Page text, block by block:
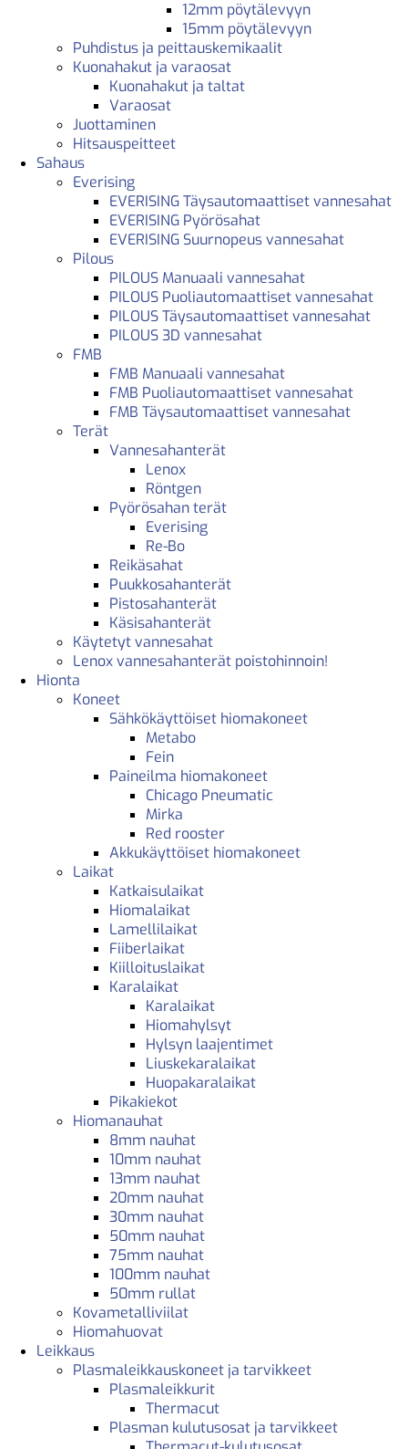
12mm pöytälevyyn
15mm pöytälevyyn
Puhdistus ja peittauskemikaalit
Kuonahakut ja varaosat
Kuonahakut ja taltat
Varaosat
Juottaminen
Hitsauspeitteet
Sahaus
Everising
EVERISING Täysautomaattiset vannesahat
EVERISING Pyörösahat
EVERISING Suurnopeus vannesahat
Pilous
PILOUS Manuaali vannesahat
PILOUS Puoliautomaattiset vannesahat
PILOUS Täysautomaattiset vannesahat
PILOUS 3D vannesahat
FMB
FMB Manuaali vannesahat
FMB Puoliautomaattiset vannesahat
FMB Täysautomaattiset vannesahat
Terät
Vannesahanterät
Lenox
Röntgen
Pyörösahan terät
Everising
Re-Bo
Reikäsahat
Puukkosahanterät
Pistosahanterät
Käsisahanterät
Käytetyt vannesahat
Lenox vannesahanterät poistohinnoin!
Hionta
Koneet
Sähkökäyttöiset hiomakoneet
Metabo
Fein
Paineilma hiomakoneet
Chicago Pneumatic
Mirka
Red rooster
Akkukäyttöiset hiomakoneet
Laikat
Katkaisulaikat
Hiomalaikat
Lamellilaikat
Fiiberlaikat
Kiilloituslaikat
Karalaikat
Karalaikat
Hiomahylsyt
Hylsyn laajentimet
Liuskekaralaikat
Huopakaralaikat
Pikakiekot
Hiomanauhat
8mm nauhat
10mm nauhat
13mm nauhat
20mm nauhat
30mm nauhat
50mm nauhat
75mm nauhat
100mm nauhat
50mm rullat
Kovametalliviilat
Hiomahuovat
Leikkaus
Plasmaleikkauskoneet ja tarvikkeet
Plasmaleikkurit
Thermacut
Plasman kulutusosat ja tarvikkeet